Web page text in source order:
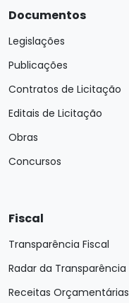
Documentos
Legislações
Publicações
Contratos de Licitação
Editais de Licitação
Obras
Concursos
Fiscal
Transparência Fiscal
Radar da Transparência
Receitas Orçamentárias